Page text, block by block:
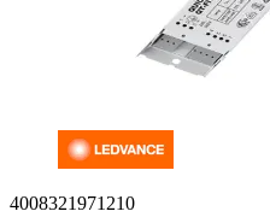
4008321971210